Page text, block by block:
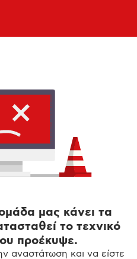
μας κάνει τα
το τεχνικό
προέκυψε.
αναστάτωση και να είστε